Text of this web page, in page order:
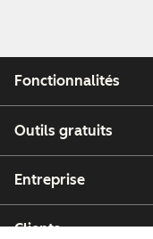
Fonctionnalités
Outils gratuits
Entreprise
Clients